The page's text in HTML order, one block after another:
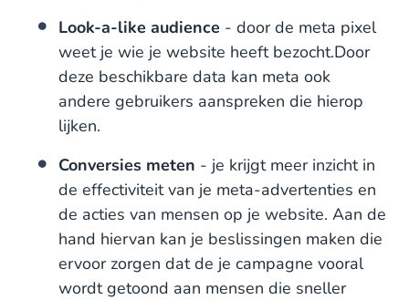
Look-a-like audience - door de meta pixel
weet je wie je website heeft bezocht.Door
deze beschikbare data kan meta ook
andere gebruikers aanspreken die hierop
lijken.
Conversies meten - je krijgt meer inzicht in
de effectiviteit van je meta-advertenties en
de acties van mensen op je website. Aan de
hand hiervan kan je beslissingen maken die
ervoor zorgen dat de je campagne vooral
wordt getoond aan mensen die sneller